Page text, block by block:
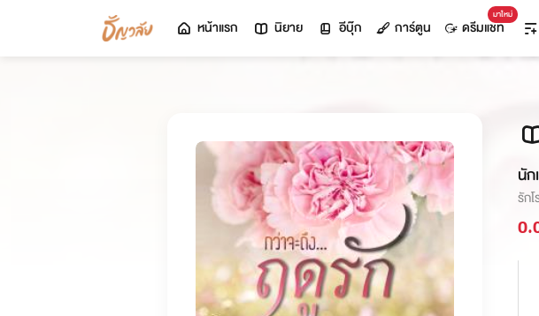
หน้าแรก นิยาย อีบุ๊ก การ์ตูน
มาใหม่
ดรีมแชท
นัก
รัก